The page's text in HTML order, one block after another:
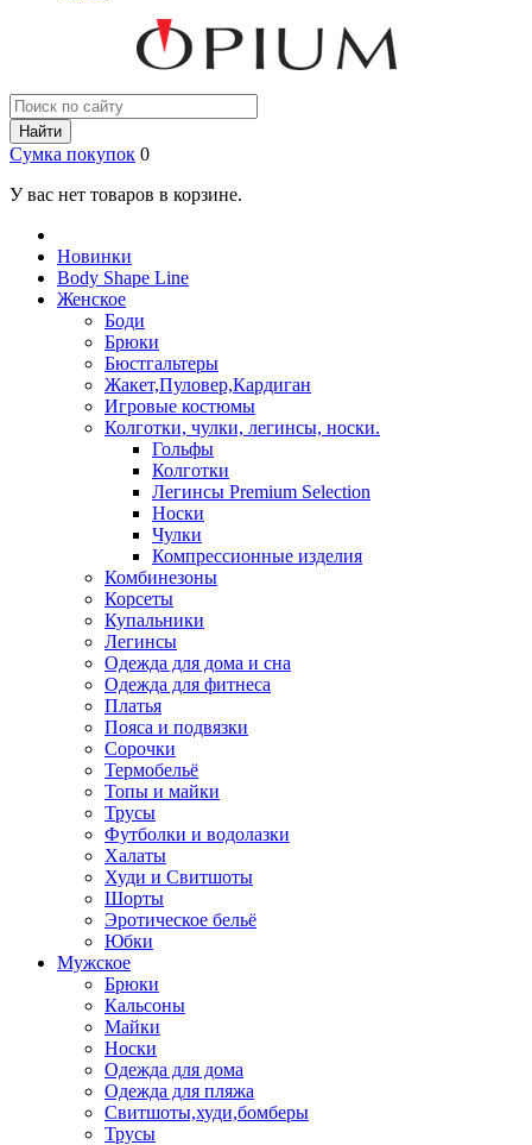
Найти
Сумка покупок 0
У вас нет товаров в корзине.
Новинки
Body Shape Line
Женское
Боди
Брюки
Бюстгальтеры
Жакет,Пуловер,Кардиган
Игровые костюмы
Колготки, чулки, легинсы, носки.
Гольфы
Колготки
Легинсы Premium Selection
Носки
Чулки
Компрессионные изделия
Комбинезоны
Корсеты
Купальники
Легинсы
Одежда для дома и сна
Одежда для фитнеса
Платья
Пояса и подвязки
Сорочки
Термобельё
Топы и майки
Трусы
Футболки и водолазки
Халаты
Худи и Свитшоты
Шорты
Эротическое бельё
Юбки
Мужское
Брюки
Кальсоны
Майки
Носки
Одежда для дома
Одежда для пляжа
Свитшоты,худи,бомберы
Трусы